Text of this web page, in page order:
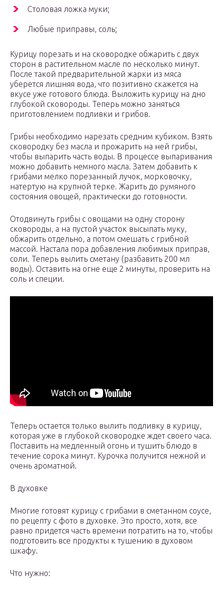
Столовая ложка муки;
Любые приправы, соль;
Курицу порезать и на сковородке обжарить с двух
сторон в растительном масле по несколько минут.
После такой предварительной жарки из мяса
уберется лишняя вода, что позитивно скажется на
вкусе уже готового блюда. Выложить курицу на дно
глубокой сковороды. Теперь можно заняться
приготовлением подливки и грибов.
Грибы необходимо нарезать средним кубиком. Взять
сковородку без масла и прожарить на ней грибы,
чтобы выпарить часть воды. В процессе выпаривания
можно добавить немного масла. Затем добавить к
грибами мелко порезанный лучок, морковочку,
натертую на крупной терке. Жарить до румяного
состояния овощей, практически до готовности.
Отодвинуть грибы с овощами на одну сторону
сковороды, а на пустой участок высыпать муку,
обжарить отдельно, а потом смешать с грибной
массой. Настала пора добавления любимых приправ,
соли. Теперь вылить сметану (разбавить 200 мл
воды). Оставить на огне еще 2 минуты, проверить на
соль и специи.
Теперь остается только вылить подливку в курицу,
которая уже в глубокой сковородке ждет своего часа.
Поставить на медленный огонь и тушить блюдо в
течение сорока минут. Курочка получится нежной и
очень ароматной.
В духовке
Многие готовят курицу с грибами в сметанном соусе,
по рецепту с фото в духовке. Это просто, хотя, все
равно придется часть времени потратить на то, чтобы
подготовить все продукты к тушению в духовом
шкафу.
Что нужно: